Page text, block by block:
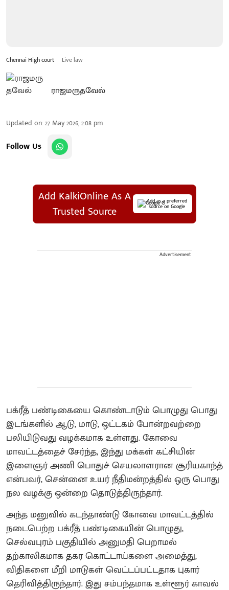
Chennai High court Live law
ராஜமருதவேல்
Updated on:27 May 2026, 2:08 pm
Follow Us
Add KalkiOnline As A
Trusted Source
Add as a preferred
source on Google
Advertisement
பக்ரீத் பண்டிகையை கொண்டாடும் பொழுது பொது
இடங்களில் ஆடு, மாடு, ஒட்டகம் போன்றவற்றை
பலியிடுவது வழக்கமாக உள்ளது. கோவை
மாவட்டத்தைச் சேர்ந்த, இந்து மக்கள் கட்சியின்
இளைஞர் அணி பொதுச் செயலாளரான சூரியகாந்த்
என்பவர், சென்னை உயர் நீதிமன்றத்தில் ஒரு பொது
நல வழக்கு ஒன்றை தொடுத்திருந்தார்.
அந்த மனுவில் கடந்தாண்டு கோவை மாவட்டத்தில்
நடைபெற்ற பக்ரீத் பண்டிகையின் பொழுது,
செல்வபுரம் பகுதியில் அனுமதி பெறாமல்
தற்காலிகமாக தகர கொட்டாய்களை அமைத்து,
விதிகளை மீறி மாடுகள் வெட்டப்பட்டதாக புகார்
தெரிவித்திருந்தார். இது சம்பந்தமாக உள்ளூர் காவல்